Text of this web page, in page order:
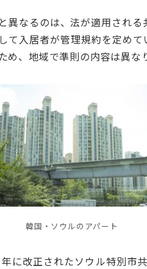
異なるのは、法が適用され
て入居者が管理規約を定めて
め、地域で準則の内容は異な
韓国・ソウルのアパート
に改正されたソウル特別市